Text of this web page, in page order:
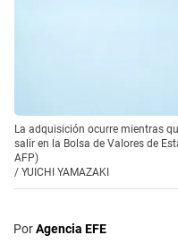
La adquisición ocurre mientras
salir en la Bolsa de Valores de
AFP)
/ YUICHI YAMAZAKI
PorAgencia EFE